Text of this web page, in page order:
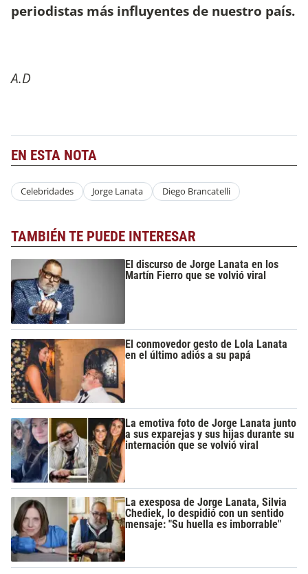
periodistas más influyentes de nuestro país.
A.D
EN ESTA NOTA
Celebridades Jorge Lanata Diego Brancatelli
TAMBIÉN TE PUEDE INTERESAR
El discurso de Jorge Lanata en los
Martín Fierro que se volvió viral
El conmovedor gesto de Lola Lanata
en el último adiós a su papá
La emotiva foto de Jorge Lanata junto
a sus exparejas y sus hijas durante su
internación que se volvió viral
La exesposa de Jorge Lanata, Silvia
Chediek, lo despidió con un sentido
mensaje: "Su huella es imborrable"